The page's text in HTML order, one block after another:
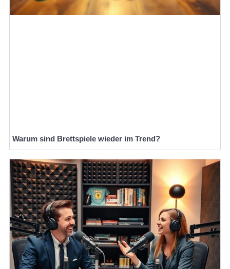
Warum sind Brettspiele wieder im Trend?